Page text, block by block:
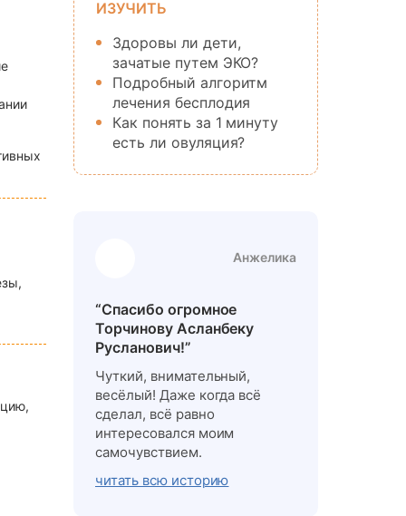
ИЗУЧИТЬ
Здоровы ли дети,
зачатые путем ЭКО?
Подробный алгоритм
лечения бесплодия
Как понять за 1 минуту
есть ли овуляция?
Анжелика
“Спасибо огромное
Торчинову Асланбеку
Русланович!”
Чуткий, внимательный,
весёлый! Даже когда всё
сделал, всё равно
интересовался моим
самочувствием.
читать всю историю